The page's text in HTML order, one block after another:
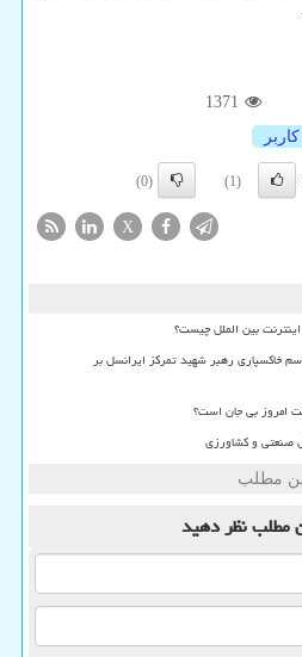
1371
كاربر
(1)
(0)
X
خاکسپاری رهبر شهید تمرکز ایرانسل بر
امروز بی جان است؟
صنعتی و کشاورزی
مطلب
مطلبنظر دهید